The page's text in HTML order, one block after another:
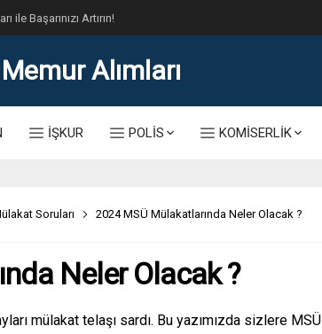
Polis Alımı Kılavuzu ve Başvuru Ekranı
İŞKUR POLİS KOMİSERLİK
Soruları 2024 MSÜ Mülakatlarında Neler Olacak ?
Neler Olacak ?
mülakat telaşı sardı. Bu yazımızda sizlere MSÜ